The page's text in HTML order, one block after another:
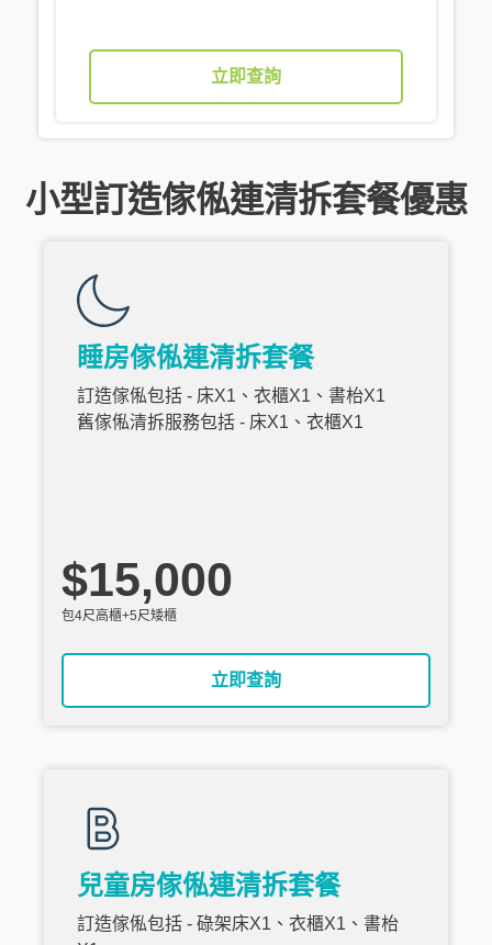
立即查詢
小型訂造傢俬連清拆套餐優惠
睡房傢俬連清拆套餐
訂造傢俬包括 - 床X1、衣櫃X1、書枱X1
舊傢俬清拆服務包括 - 床X1、衣櫃X1
$15,000
包4尺高櫃+5尺矮櫃
立即查詢
兒童房傢俬連清拆套餐
訂造傢俬包括 - 碌架床X1、衣櫃X1、書枱